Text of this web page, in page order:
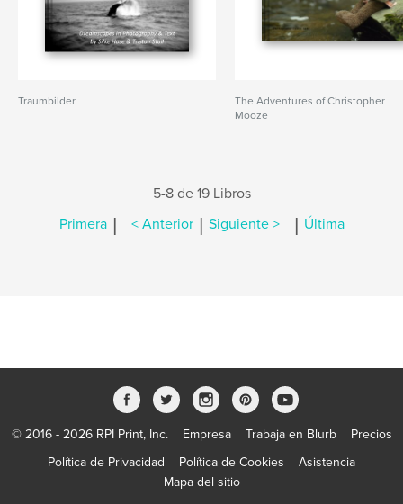
Traumbilder
The Adventures of Christopher
Mooze
5-8 de 19 Libros
Primera | < Anterior | Siguiente > | Última
© 2016 - 2026 RPI Print, Inc. Empresa Trabaja en Blurb
Precios
Política de Privacidad
Política de Cookies
Asistencia
Mapa del sitio